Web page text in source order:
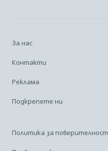
За нас
Контакти
Реклама
Подкрепете ни
Политика за поверителност